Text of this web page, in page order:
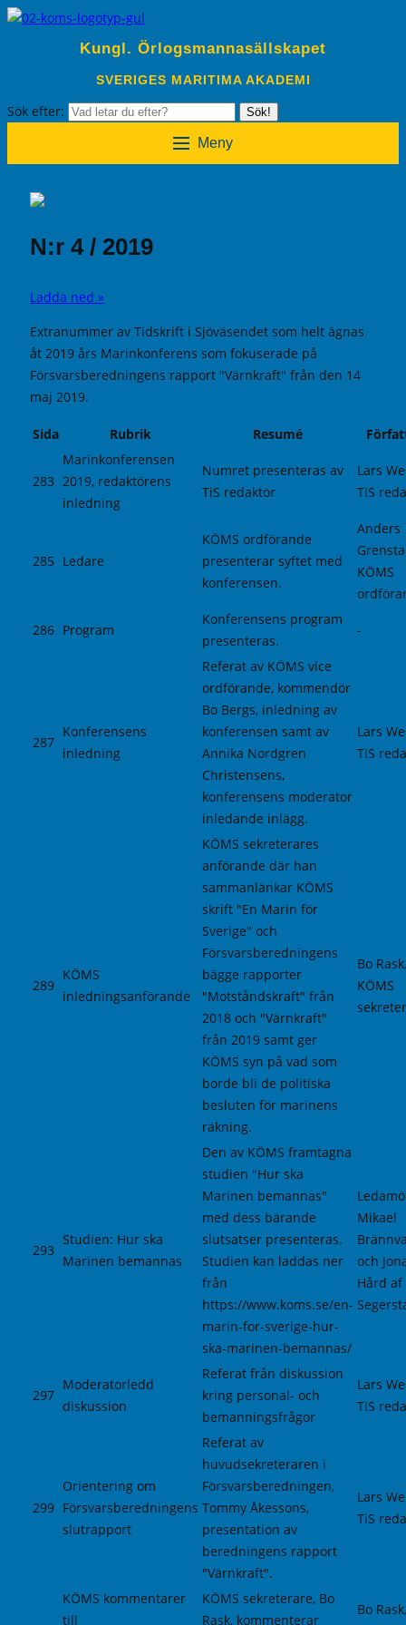
Kungl. Örlogsmannasällskapet
SVERIGES MARITIMA AKADEMI
Sök efter: Sök!
Meny
N:r 4 / 2019
Ladda ned »
Extranummer av Tidskrift i Sjöväsendet som helt ägnas
åt 2019 års Marinkonferens som fokuserade på
Försvarsberedningens rapport "Värnkraft" från den 14
maj 2019.
Sida Rubrik Resumé
283
Marinkonferensen
2019, redaktörens
inledning
Numret presenteras av
TiS redaktör
Lars
TiS
285 Ledare
KÖMS ordförande
presenterar syftet med
konferensen.
Anders
KÖMS
286 Program
Konferensens program
presenteras.
-
287
Konferensens
inledning
Referat av KÖMS vice
ordförande, kommendör
Bo Bergs, inledning av
konferensen samt av
Annika Nordgren
Christensens,
konferensens moderator
inledande inlägg.
Lars
TiS
289
KÖMS
inledningsanförande
KÖMS sekreterares
anförande där han
sammanlänkar KÖMS
skrift "En Marin för
Sverige" och
Försvarsberedningens
bägge rapporter
"Motståndskraft" från
2018 och "Värnkraft"
från 2019 samt ger
KÖMS syn på vad som
borde bli de politiska
besluten för marinens
räkning.
Bo Rask,
KÖMS
293
Studien: Hur ska
Marinen bemannas
Den av KÖMS framtagna
studien "Hur ska
Marinen bemannas"
med dess bärande
slutsatser presenteras.
Studien kan laddas ner
från
https://www.koms.se/en-
marin-for-sverige-hur-
ska-marinen-bemannas/
Mikael
och
Hård af
297
Moderatorledd
diskussion
Referat från diskussion
kring personal- och
bemanningsfrågor
Lars
TiS
299
Orientering om
Försvarsberedningens
slutrapport
Referat av
huvudsekreteraren i
Försvarsberedningen,
Tommy Åkessons,
presentation av
beredningens rapport
"Värnkraft".
Lars
TiS
KÖMS kommentarer
till
KÖMS sekreterare, Bo
Rask, kommenterar
Bo Rask,